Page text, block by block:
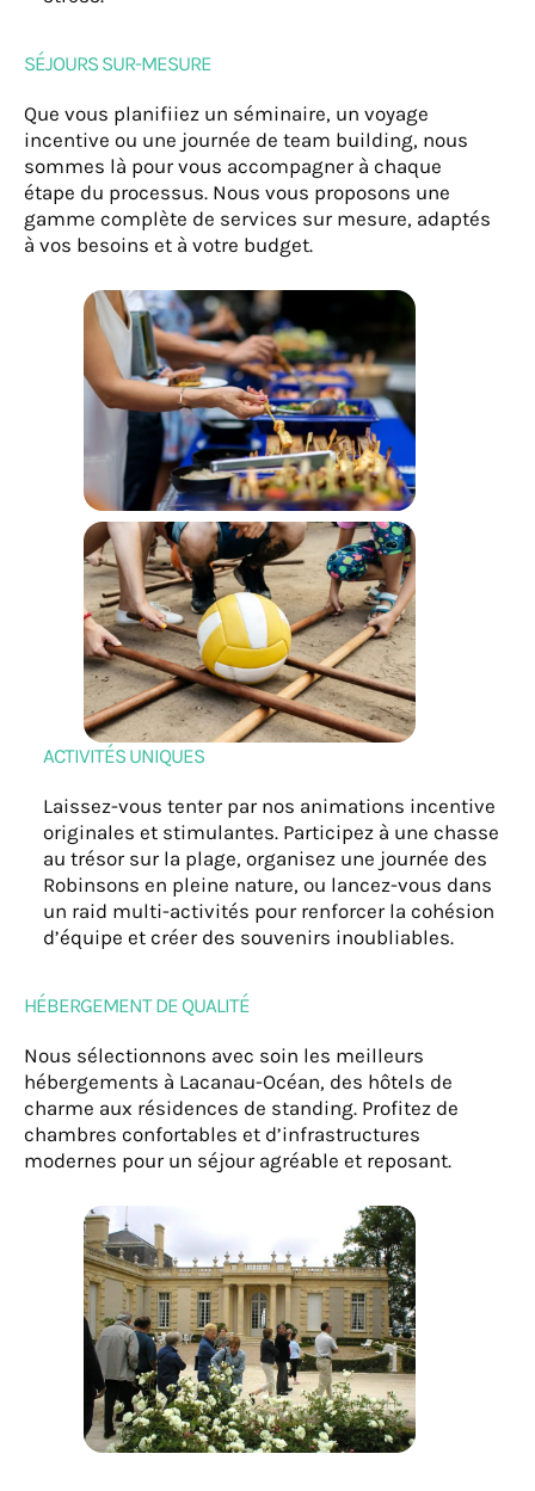
SÉJOURS SUR-MESURE
Que vous planifiiez un séminaire, un voyage
incentive ou une journée de team building, nous
sommes là pour vous accompagner à chaque
étape du processus. Nous vous proposons une
gamme complète de services sur mesure, adaptés
à vos besoins et à votre budget.
ACTIVITÉS UNIQUES
Laissez-vous tenter par nos animations incentive
originales et stimulantes. Participez à une chasse
au trésor sur la plage, organisez une journée des
Robinsons en pleine nature, ou lancez-vous dans
un raid multi-activités pour renforcer la cohésion
d’équipe et créer des souvenirs inoubliables.
HÉBERGEMENT DE QUALITÉ
Nous sélectionnons avec soin les meilleurs
hébergements à Lacanau-Océan, des hôtels de
charme aux résidences de standing. Profitez de
chambres confortables et d’infrastructures
modernes pour un séjour agréable et reposant.